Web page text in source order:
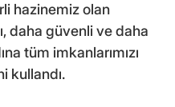
hazinemiz olan
daha güvenli ve daha
tüm imkanlarımızı
kullandı.